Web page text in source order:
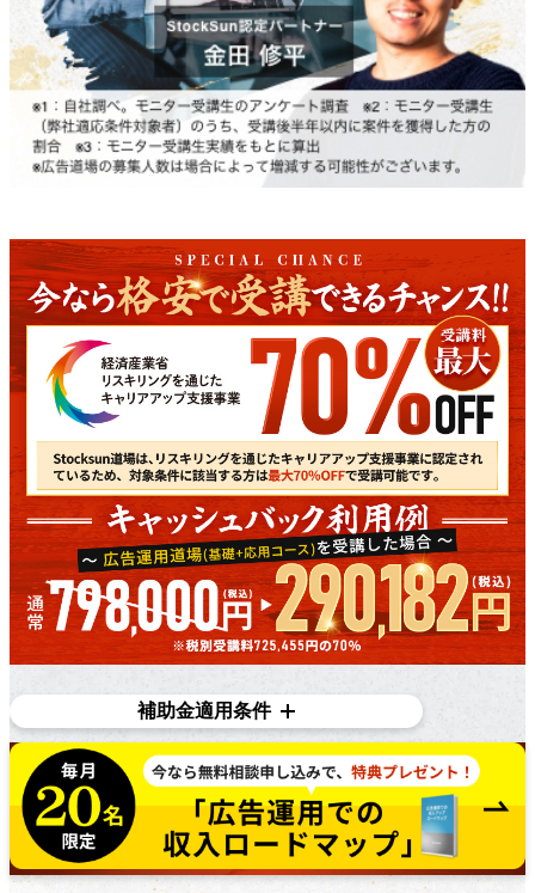
補助金適用条件
対象条件
在職者であり、​雇用主の​変更を​伴う​転職を​目指している
方で​あれば、​正社員、​契約・派遣社員、​パートや​アルバ
イトの​方など、​幅広く​ご利用いただけます。詳しくは無